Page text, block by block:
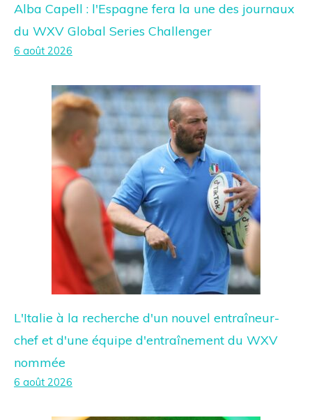
Alba Capell : l'Espagne fera la une des journaux
du WXV Global Series Challenger
6 août 2026
L'Italie à la recherche d'un nouvel entraîneur-
chef et d'une équipe d'entraînement du WXV
nommée
6 août 2026